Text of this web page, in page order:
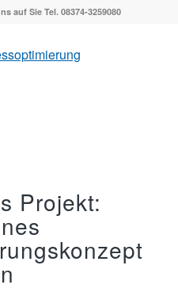
auf Sie Tel. 08374-3259080
Projekt: